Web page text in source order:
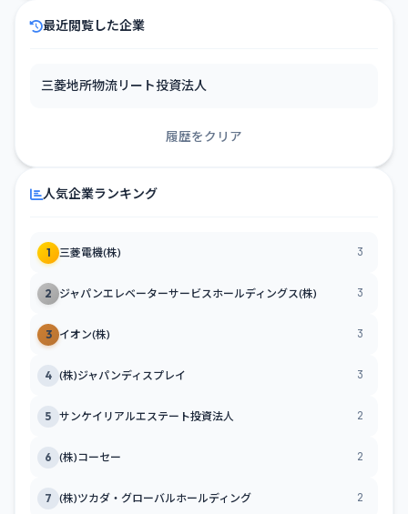
最近閲覧した企業
三菱地所物流リート投資法人
履歴をクリア
人気企業ランキング
1 三菱電機(株) 3
2 ジャパンエレベーターサービスホールディングス(株) 3
3 イオン(株) 3
4 (株)ジャパンディスプレイ 3
5 サンケイリアルエステート投資法人 2
6 (株)コーセー 2
7 (株)ツカダ・グローバルホールディング 2